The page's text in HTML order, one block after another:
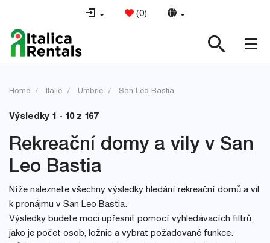
(0)
Home Itálie Umbrie San Leo Bastia
Výsledky 1 - 10 z 167
Rekreační domy a vily v San
Leo Bastia
Níže naleznete všechny výsledky hledání rekreační domů a vil
k pronájmu v San Leo Bastia.
Výsledky budete moci upřesnit pomocí vyhledávacích filtrů,
jako je počet osob, ložnic a vybrat požadované funkce.